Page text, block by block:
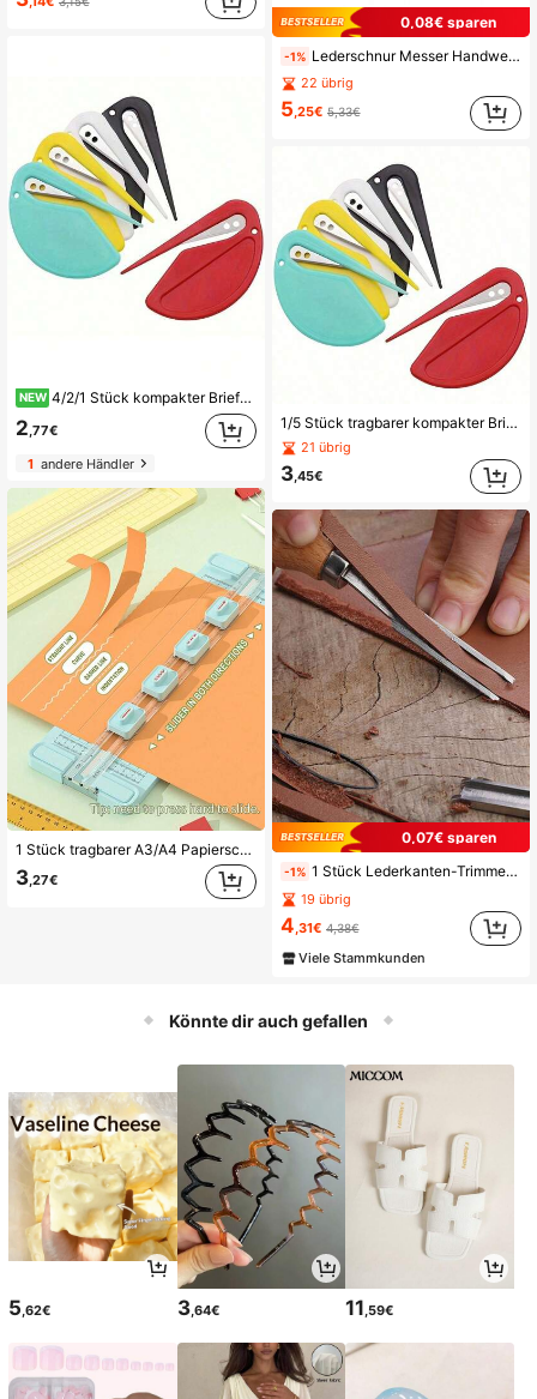
NEW 4/2/1 Stück kompakter Brieföffner aus Kunststoff, langanhaltend und multifunktional, geeignet für Schul- und Bürobedarf, in mehreren hellen Farben erhältlich
2 ,77€
1andere Händler
1 Stück tragbarer A3/A4 Papierschneider, präzises und einfach zu bedienendes Schneidewerkzeug für Schule, Zuhause und Büro aus robustem Kunststoffmaterial
3,27€
0,08€ sparen
-1% Lederschnur Messer Handwerkszeug mit 3 Klingen, Lederstreifen Handschneider Werkzeuge für Anfänger und Profis, DIY Weberlederwerkzeuge zum Schnüren
22 übrig
5,25€ 5,33€
1/5 Stück tragbarer kompakter Brieföffner aus Kunststoff, multifunktionales Schneidewerkzeug, geeignet für Schul- und Bürobedarf
21 übrig
3,45€
0,07€ sparen
-1% 1 Stück Lederkanten-Trimmer, Lederverdünnungswerkzeug, Lederbearbeitungswerkzeug, manuelles Lederkanten-Fertigungswerkzeug
19 übrig
4 ,31€ 4,38€
Viele Stammkunden
Könnte dir auch gefallen
5,62€ 3,64€ 11,59€